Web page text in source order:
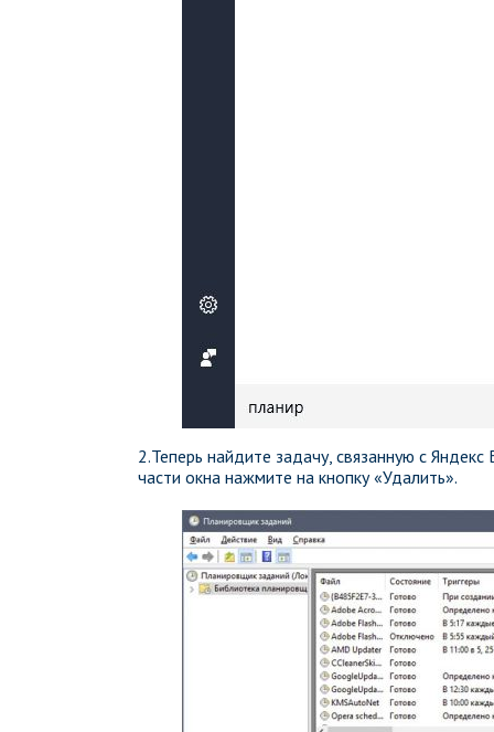
2.Теперь найдите задачу, связанную с
части окна нажмите на кнопку «Удалить».